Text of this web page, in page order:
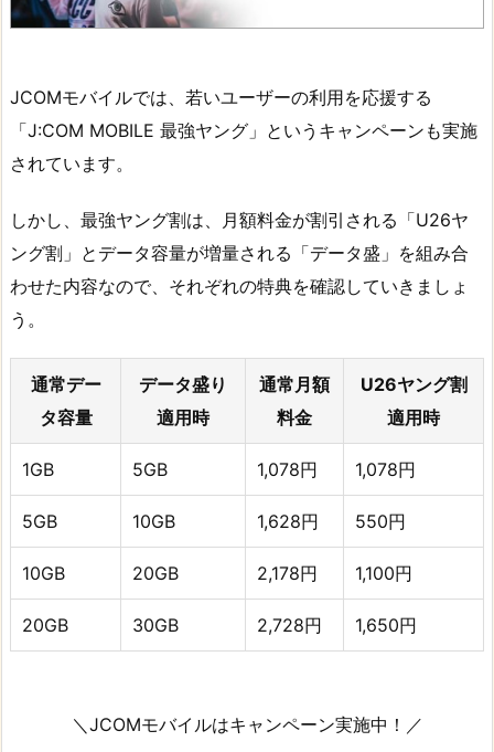
JCOMモバイルでは、若いユーザーの利用を応援する
「J:COM MOBILE 最強ヤング」というキャンペーンも実施
されています。
しかし、最強ヤング割は、月額料金が割引される「U26ヤ
ング割」とデータ容量が増量される「データ盛」を組み合
わせた内容なので、それぞれの特典を確認していきましょ
う。
通常デー
タ容量
データ盛り
適用時
通常月額
料金
U26ヤング割
適用時
1GB 5GB 1,078円 1,078円
5GB 10GB 1,628円 550円
10GB 20GB 2,178円 1,100円
20GB 30GB 2,728円 1,650円
＼JCOMモバイルはキャンペーン実施中！／